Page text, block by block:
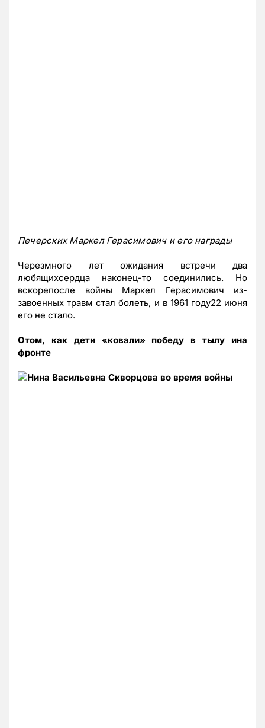
Печерских Маркел Герасимович и его награды
Черезмного лет ожидания встречи два
любящихсердца наконец-то соединились. Но
вскорепосле войны Маркел Герасимович из-
завоенных травм стал болеть, и в 1961 году22 июня
его не стало.
Отом, как дети «ковали» победу в тылу ина
фронте